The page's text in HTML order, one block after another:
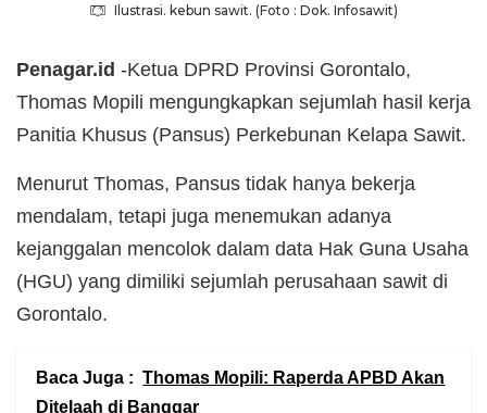
Ilustrasi. kebun sawit. (Foto : Dok. Infosawit)
Penagar.id -Ketua DPRD Provinsi Gorontalo,
Thomas Mopili mengungkapkan sejumlah hasil kerja
Panitia Khusus (Pansus) Perkebunan Kelapa Sawit.
Menurut Thomas, Pansus tidak hanya bekerja
mendalam, tetapi juga menemukan adanya
kejanggalan mencolok dalam data Hak Guna Usaha
(HGU) yang dimiliki sejumlah perusahaan sawit di
Gorontalo.
Baca Juga : Thomas Mopili: Raperda APBD Akan
Ditelaah di Banggar